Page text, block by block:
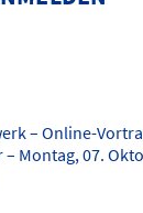
– Online-
Montag, 07.